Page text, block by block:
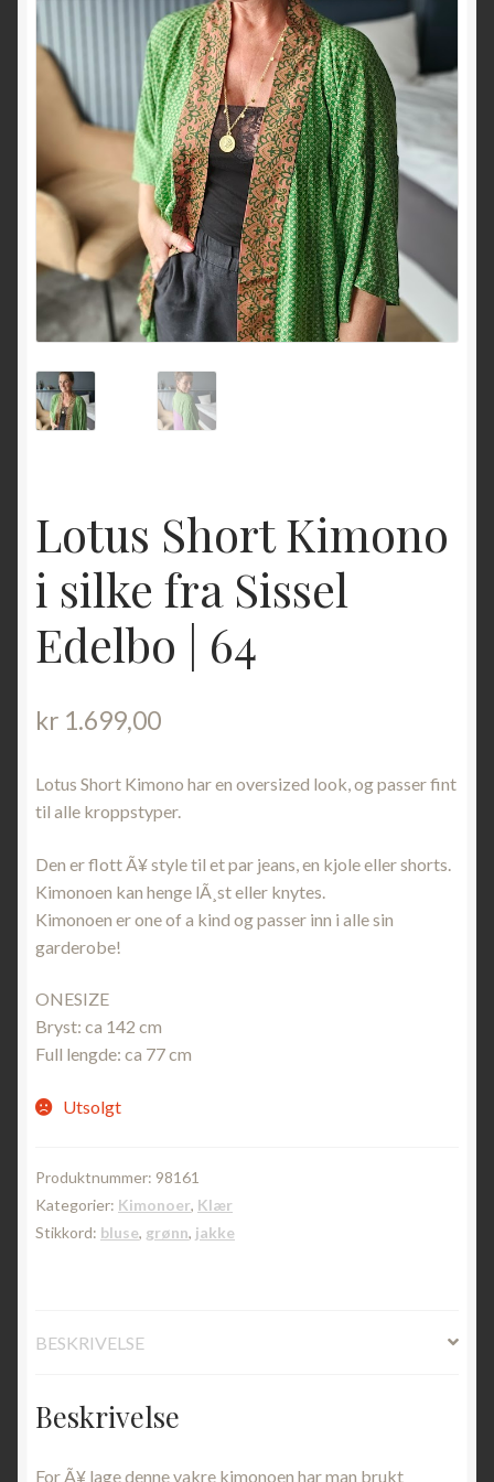
Lotus Short Kimono
i silke fra Sissel
Edelbo | 64
kr 1.699,00
Lotus Short Kimono har en oversized look, og passer fint
til alle kroppstyper.
Den er flott Ã¥ style til et par jeans, en kjole eller shorts.
Kimonoen kan henge lÃ¸st eller knytes.
Kimonoen er one of a kind og passer inn i alle sin
garderobe!
ONESIZE
Bryst: ca 142 cm
Full lengde: ca 77 cm
Utsolgt
Produktnummer: 98161
Kategorier: Kimonoer, Klær
Stikkord: bluse, grønn, jakke
BESKRIVELSE
Beskrivelse
For Ã¥ lage denne vakre kimonoen har man brukt